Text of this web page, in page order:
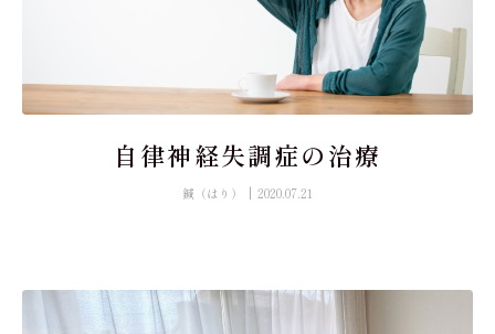
自律神経失調症の治療
鍼（はり） 2020.07.21